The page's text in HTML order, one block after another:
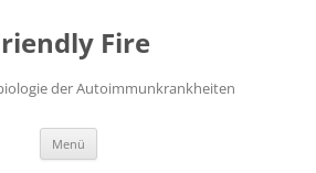
Fire
der Autoimmunkrankheiten
Menü